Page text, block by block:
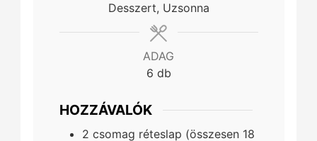
Desszert, Uzsonna
ADAG
6 db
HOZZÁVALÓK
2 csomag réteslap (összesen 18